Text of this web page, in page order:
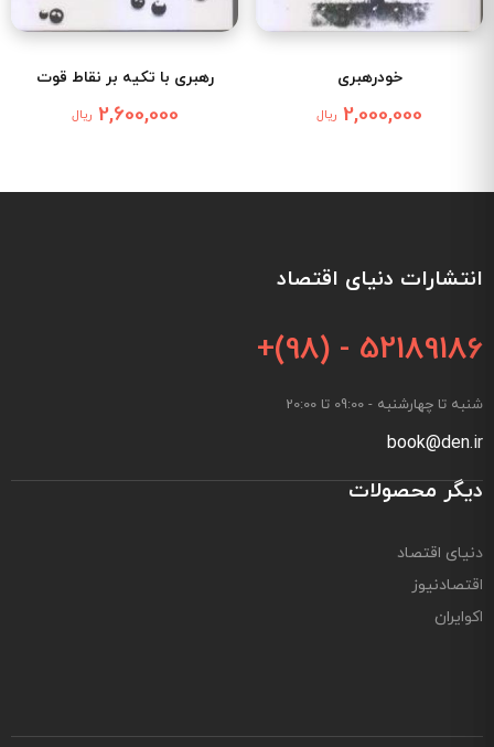
خودرهبری
2,000,000 ریال
رهبری با تکیه بر نقاط قوت
2,600,000 ریال
انتشارات دنیای اقتصاد
+(98) - 52189186
شنبه تا چهارشنبه - 09:00 تا 20:00
book@den.ir
دیگر محصولات
دنیای اقتصاد
اقتصادنیوز
اکوایران